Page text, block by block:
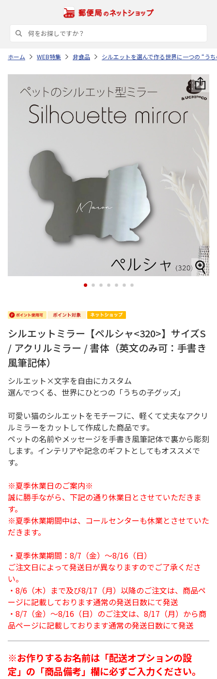
ホーム WEB特集 非食品 シルエットを選んで作る世界に一つの “う
1 2 3 4 5 6 7
シルエットミラー【ペルシャ<320>】サイズS
/ アクリルミラー / 書体（英文のみ可：手書き
風筆記体）
シルエット×文字を自由にカスタム
選んでつくる、世界にひとつの「うちの子グッズ」
可愛い猫のシルエットをモチーフに、軽くて丈夫なアクリ
ルミラーをカットして作成した商品です。
ペットの名前やメッセージを手書き風筆記体で裏から彫刻
します。インテリアや記念のギフトとしてもオススメで
す。
※夏季休業日のご案内※
誠に勝手ながら、下記の通り休業日とさせていただきま
す。
※夏季休業期間中は、コールセンターも休業とさせていた
だきます。
・夏季休業期間：8/7（金）～8/16（日）
ご注文日によって発送日が異なりますのでご了承くださ
い。
・8/6（木）まで及び8/17（月）以降のご注文は、商品ペ
ージに記載しております通常の発送日数にて発送
・8/7（金）～8/16（日）のご注文は、8/17（月）から商
品ページに記載しております通常の発送日数にて発送
※お作りするお名前は「配送オプションの設
定」の「商品備考」欄に必ずご入力ください。